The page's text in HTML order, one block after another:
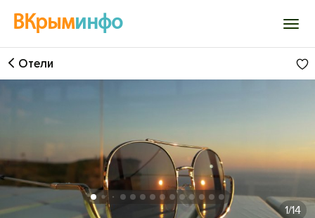
ВКрыминфо
Войти
История просмотра
Добавить свой объект
Отели
1/14